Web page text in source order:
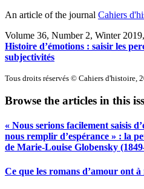
An article of the journal Cahiers
Volume 36, Number 2, Winter 2019
Histoire d’émotions : saisir les
subjectivités
Tous droits réservés © Cahiers d'histoire,
Browse the articles in this
« Nous serions facilement saisis
nous remplir d’espérance » : la
de Marie-Louise Globensky
Ce que les romans d’amour ont